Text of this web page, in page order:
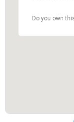
Do you own